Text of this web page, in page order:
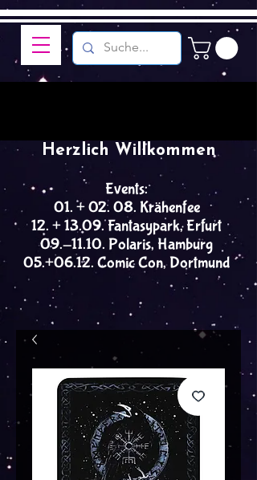
Events:
01. + 02. 08. Krähenfee
12. + 13.09. Fantasypark, Erfurt
09.-11.10. Polaris, Hamburg
05.+06.12. Comic Con, Dortmund
Herzlich Willkommen